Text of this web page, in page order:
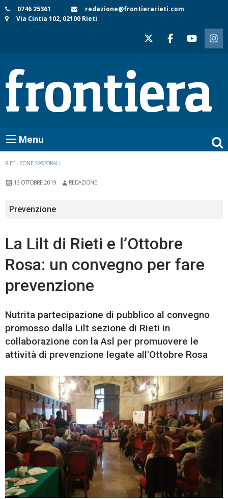
Skip
to
0746 25361
redazione@frontierarieti.com
Via Cintia 102, 02100 Rieti
Menu
RIETI, ZONE PASTORALI
16 OTTOBRE 2019 REDAZIONE
Prevenzione
La Lilt di Rieti e l’Ottobre
Rosa: un convegno per fare
prevenzione
Nutrita partecipazione di pubblico al convegno
promosso dalla Lilt sezione di Rieti in
collaborazione con la Asl per promuovere le
attività di prevenzione legate all'Ottobre Rosa